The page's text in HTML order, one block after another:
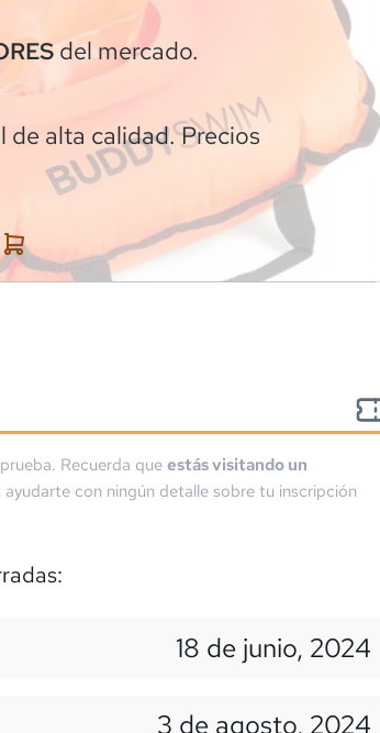
del mercado.
de alta calidad. Precios
Recuerda queestás visitando un
con ningún detalle sobre tu inscripción
18 de junio, 2024
3 de agosto, 2024